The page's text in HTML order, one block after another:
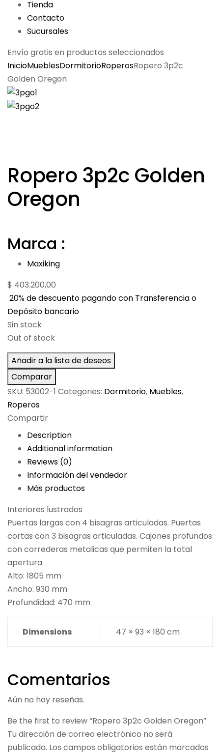
Tienda
Contacto
Sucursales
Envío gratis en productos seleccionados
InicioMueblesDormitorioRoperosRopero 3p2c
Golden Oregon
Ropero 3p2c Golden
Oregon
Marca :
Maxiking
$ 403.200,00
20% de descuento pagando con Transferencia o
Depósito bancario
Sin stock
Out of stock
Añadir a la lista de deseos
Comparar
SKU: 53002-1 Categories: Dormitorio, Muebles,
Roperos
Compartir
Description
Additional information
Reviews (0)
Información del vendedor
Más productos
Interiores lustrados
Puertas largas con 4 bisagras articuladas. Puertas
cortas con 3 bisagras articuladas. Cajones profundos
con correderas metalicas que permiten la total
apertura.
Alto: 1805 mm
Ancho: 930 mm
Profundidad: 470 mm
Dimensions 47 × 93 × 180 cm
Comentarios
Aún no hay reseñas.
Be the first to review “Ropero 3p2c Golden Oregon”
Tu dirección de correo electrónico no será
publicada. Los campos obligatorios están marcados